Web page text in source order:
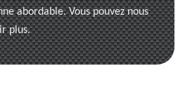
abordable. Vous pouvez nous
plus.